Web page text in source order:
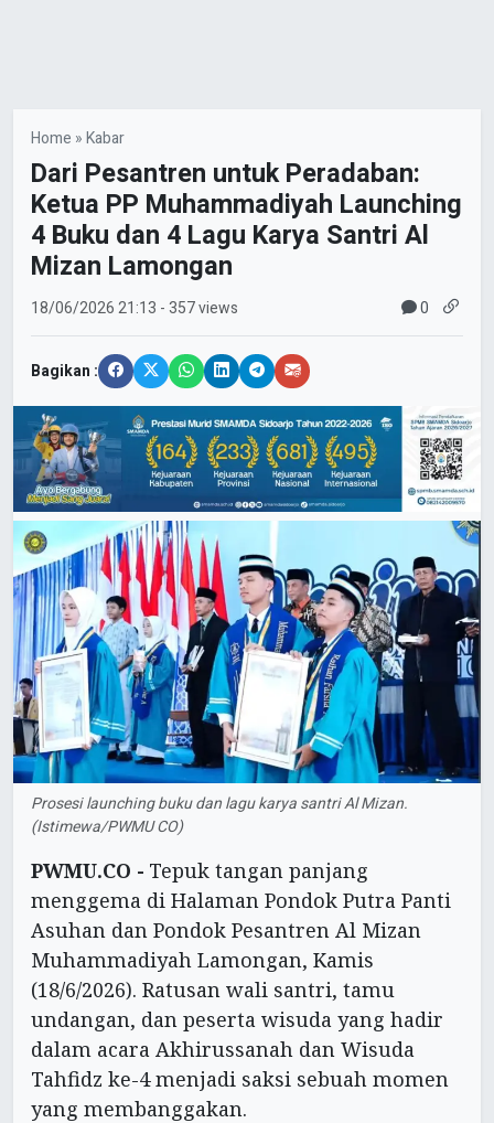
Home »Kabar
Dari Pesantren untuk Peradaban:
Ketua PP Muhammadiyah Launching
4 Buku dan 4 Lagu Karya Santri Al
Mizan Lamongan
18/06/202621:13 - 357 views 0
Bagikan :
Prosesi launching buku dan lagu karya santri Al Mizan.
(Istimewa/PWMU CO)
PWMU.CO - Tepuk tangan panjang
menggema di Halaman Pondok Putra Panti
Asuhan dan Pondok Pesantren Al Mizan
Muhammadiyah Lamongan, Kamis
(18/6/2026). Ratusan wali santri, tamu
undangan, dan peserta wisuda yang hadir
dalam acara Akhirussanah dan Wisuda
Tahfidz ke-4 menjadi saksi sebuah momen
yang membanggakan.